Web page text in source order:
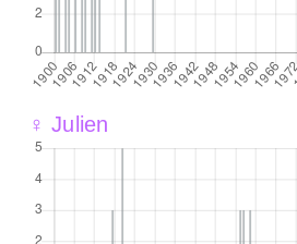
♀ Julien